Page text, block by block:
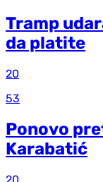
Tramp
da platite
20
53
Ponovo
Karabatić
20